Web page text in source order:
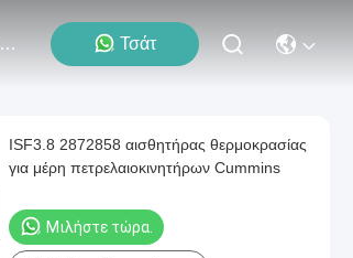
Επικοινωνήστε Μαζί Μας Τσάτ
ISF3.8 2872858 αισθητήρας θερμοκρασίας
για μέρη πετρελαιοκινητήρων Cummins
Μιλήστε τώρα.